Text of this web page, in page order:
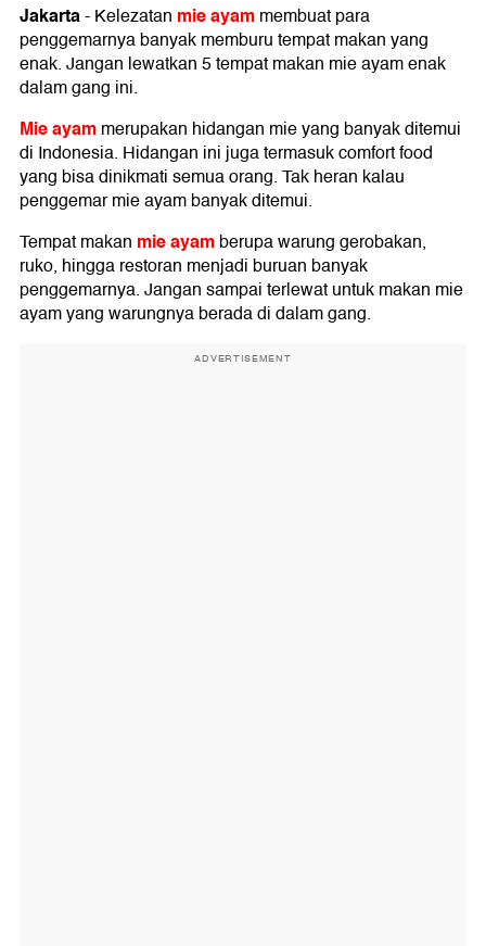
Jakarta-Kelezatan mie ayammembuat para
penggemarnya banyak memburu tempat makan yang
enak. Jangan lewatkan 5 tempat makan mie ayam enak
dalam gang ini.
Mie ayammerupakan hidangan mie yang banyak ditemui
di Indonesia. Hidangan ini juga termasuk comfort food
yang bisa dinikmati semua orang. Tak heran kalau
penggemar mie ayam banyak ditemui.
Tempat makan mie ayamberupa warung gerobakan,
ruko, hingga restoran menjadi buruan banyak
penggemarnya. Jangan sampai terlewat untuk makan mie
ayam yang warungnya berada di dalam gang.
ADVERTISEMENT